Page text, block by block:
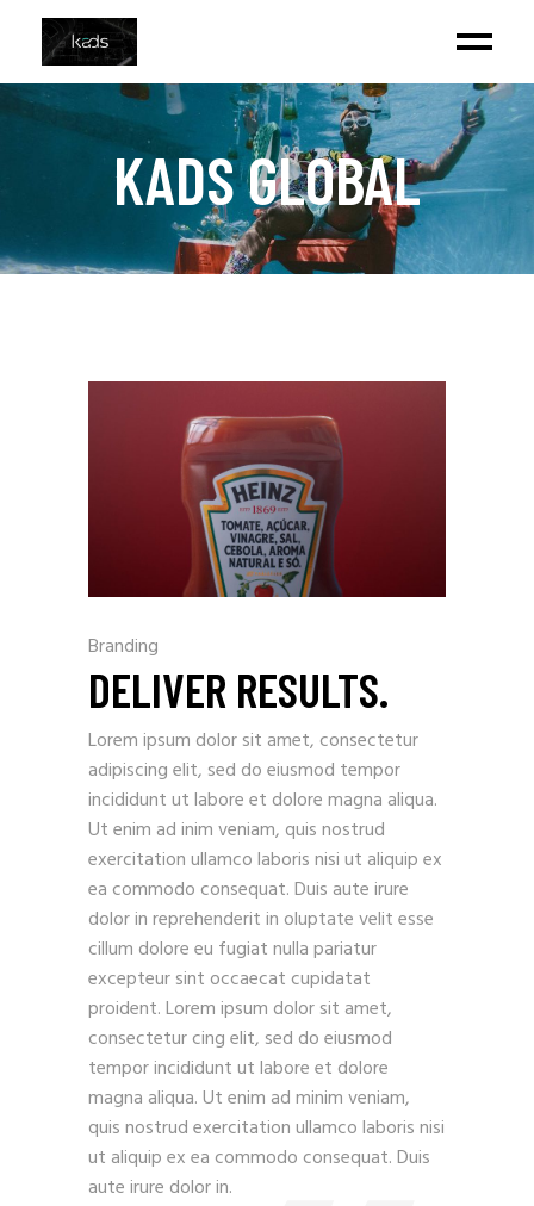
KADS GLOBAL
Branding
DELIVER RESULTS.
Lorem ipsum dolor sit amet, consectetur
adipiscing elit, sed do eiusmod tempor
incididunt ut labore et dolore magna aliqua.
Ut enim ad inim veniam, quis nostrud
exercitation ullamco laboris nisi ut aliquip ex
ea commodo consequat. Duis aute irure
dolor in reprehenderit in oluptate velit esse
cillum dolore eu fugiat nulla pariatur
excepteur sint occaecat cupidatat
proident. Lorem ipsum dolor sit amet,
consectetur cing elit, sed do eiusmod
tempor incididunt ut labore et dolore
magna aliqua. Ut enim ad minim veniam,
quis nostrud exercitation ullamco laboris nisi
ut aliquip ex ea commodo consequat. Duis
aute irure dolor in.